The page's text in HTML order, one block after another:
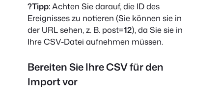
?Tipp:Achten Sie darauf, die ID des
Ereignisses zu notieren (Sie können sie in
der URL sehen, z. B. post=12), da Sie sie in
Ihre CSV-Datei aufnehmen müssen.
Bereiten Sie Ihre CSV für den
Import vor